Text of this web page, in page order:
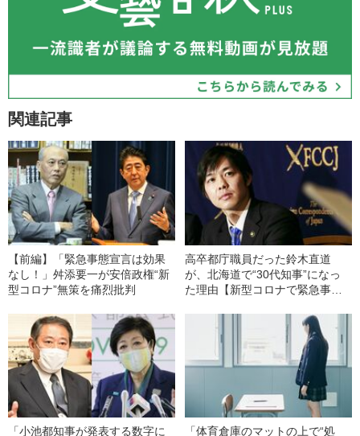
関連記事
【前編】「緊急事態宣言は効果
なし！」舛添要一が安倍政権“新
型コロナ”無策を痛烈批判
高卒都庁職員だった鈴木直道
が、北海道で“30代知事”になっ
た理由【新型コロナで緊急事態
「小池都知事が発表する数字に
「体育倉庫のマットの上で“処